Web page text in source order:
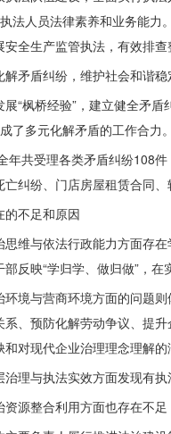
法人员法律素养和业务能力。
安全生产监管执法，有效排
解矛盾纠纷，维护社会和谐稳
展“枫桥经验”，建立健全矛
了多元化解矛盾的工作合力。
年共受理各类矛盾纠纷108
亡纠纷、门店房屋租赁合同
的不足和原因
思维与依法行政能力方面存
部反映“学归学、做归做”，
环境与营商环境方面的问题
、预防化解劳动争议、提
对现代企业治理理念理解的
治理与执法实效方面发现有
资源整合利用方面也存在不